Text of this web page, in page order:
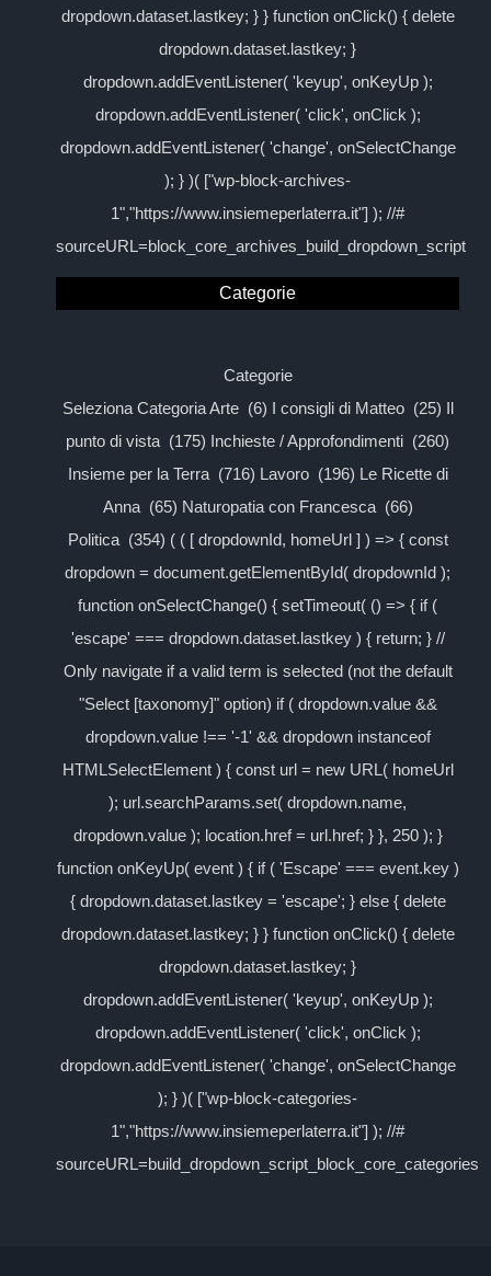
dropdown.dataset.lastkey; } } function onClick() { delete
dropdown.dataset.lastkey; }
dropdown.addEventListener( 'keyup', onKeyUp );
dropdown.addEventListener( 'click', onClick );
dropdown.addEventListener( 'change', onSelectChange
); } )( ["wp-block-archives-
1","https://www.insiemeperlaterra.it"] ); //#
sourceURL=block_core_archives_build_dropdown_script
Categorie
Categorie
Seleziona Categoria Arte (6) I consigli di Matteo (25) Il
punto di vista (175) Inchieste / Approfondimenti (260)
Insieme per la Terra (716) Lavoro (196) Le Ricette di
Anna (65) Naturopatia con Francesca (66)
Politica (354) ( ( [ dropdownId, homeUrl ] ) => { const
dropdown = document.getElementById( dropdownId );
function onSelectChange() { setTimeout( () => { if (
'escape' === dropdown.dataset.lastkey ) { return; } //
Only navigate if a valid term is selected (not the default
"Select [taxonomy]" option) if ( dropdown.value &&
dropdown.value !== '-1' && dropdown instanceof
HTMLSelectElement ) { const url = new URL( homeUrl
); url.searchParams.set( dropdown.name,
dropdown.value ); location.href = url.href; } }, 250 ); }
function onKeyUp( event ) { if ( 'Escape' === event.key )
{ dropdown.dataset.lastkey = 'escape'; } else { delete
dropdown.dataset.lastkey; } } function onClick() { delete
dropdown.dataset.lastkey; }
dropdown.addEventListener( 'keyup', onKeyUp );
dropdown.addEventListener( 'click', onClick );
dropdown.addEventListener( 'change', onSelectChange
); } )( ["wp-block-categories-
1","https://www.insiemeperlaterra.it"] ); //#
sourceURL=build_dropdown_script_block_core_categories